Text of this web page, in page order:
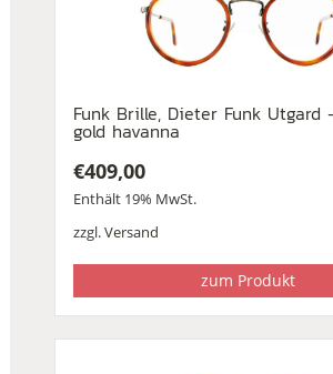
Funk Brille, Dieter Funk Utgard
gold havanna
€409,00
Enthält 19% MwSt.
zzgl.Versand
zum Produkt